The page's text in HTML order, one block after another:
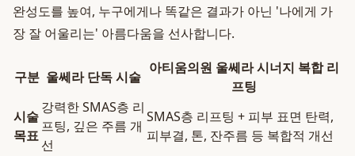
완성도를 높여, 누구에게나 똑같은 결과가 아닌 '나에게 가
장 잘 어울리는' 아름다움을 선사합니다.
구분 울쎄라 단독 시술
아티움의원 울쎄라 시너지 복합 리
프팅
시술
목표
강력한 SMAS층 리
프팅, 깊은 주름 개
선
SMAS층 리프팅 + 피부 표면 탄력,
피부결, 톤, 잔주름 등 복합적 개선